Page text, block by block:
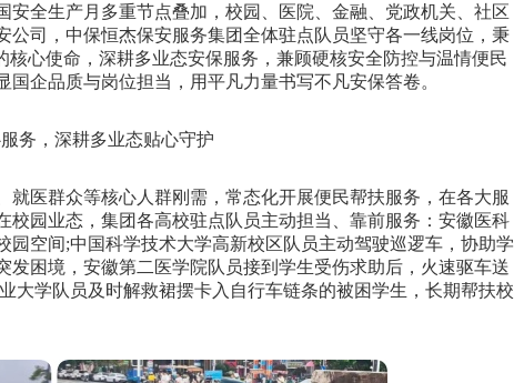
全生产月多重节点叠加，校园、医院、金融、党政机关、社区
司，中保恒杰保安服务集团全体驻点队员坚守各一线岗位，秉
心使命，深耕多业态安保服务，兼顾硬核安全防控与温情便民
企品质与岗位担当，用平凡力量书写不凡安保答卷。
务，深耕多业态贴心守护
医群众等核心人群刚需，常态化开展便民帮扶服务，在各大服
园业态，集团各高校驻点队员主动担当、靠前服务：安徽医科
空间;中国科学技术大学高新校区队员主动驾驶巡逻车，协助学
困境，安徽第二医学院队员接到学生受伤求助后，火速驱车送
大学队员及时解救裙摆卡入自行车链条的被困学生，长期帮扶校